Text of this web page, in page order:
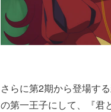
さらに第2期から登場す
の第一王子にして、『君